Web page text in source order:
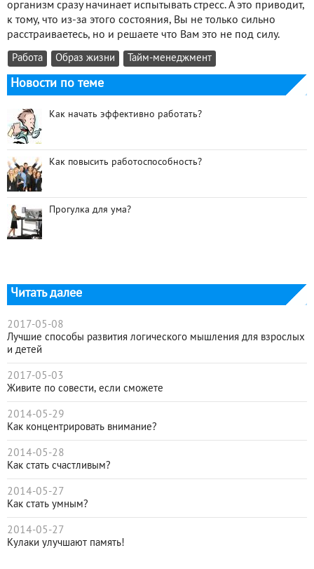
организм сразу начинает испытывать стресс. А это приводит,
к тому, что из-за этого состояния, Вы не только сильно
расстраиваетесь, но и решаете что Вам это не под силу.
Работа Образ жизни Тайм-менеджмент
Новости по теме
Как начать эффективно работать?
Как повысить работоспособность?
Прогулка для ума?
Читать далее
2017-05-08
Лучшие способы развития логического мышления для взрослых
и детей
2017-05-03
Живите по совести, если сможете
2014-05-29
Как концентрировать внимание?
2014-05-28
Как стать счастливым?
2014-05-27
Как стать умным?
2014-05-27
Кулаки улучшают память!